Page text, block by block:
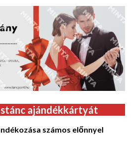
ajándékkártyát
számos előnnyel